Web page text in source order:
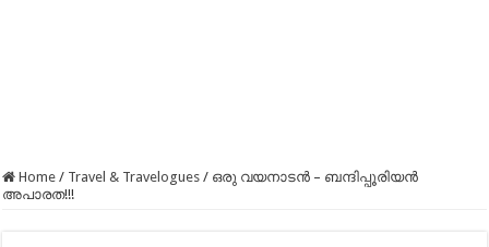
Home / Travel & Travelogues / ഒരു വയനാടൻ – ബന്ദിപ്പൂരിയൻ
അപാരത!!!